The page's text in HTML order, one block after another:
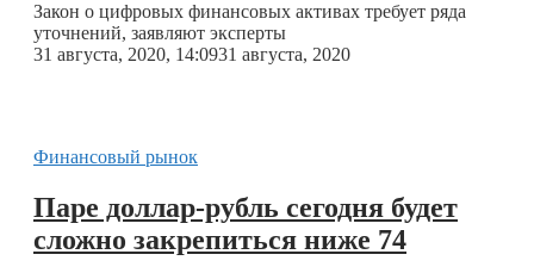
Закон о цифровых финансовых активах требует ряда
уточнений, заявляют эксперты
31 августа, 2020, 14:0931 августа, 2020
Финансовый рынок
Паре доллар-рубль сегодня будет
сложно закрепиться ниже 74